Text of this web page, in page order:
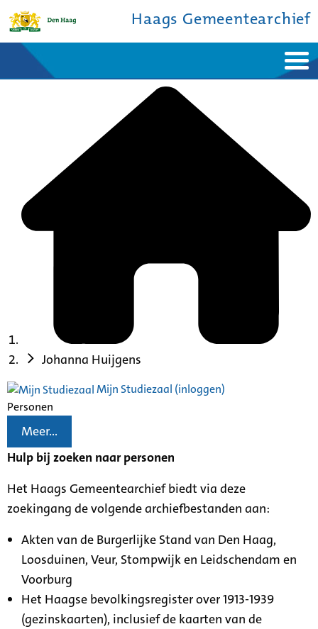
Haags Gemeentearchief
Bronnen en collecties
Johanna Huijgens
Mijn Studiezaal (inloggen)
Personen
Meer...
Hulp bij zoeken naar personen
Het Haags Gemeentearchief biedt via deze
zoekingang de volgende archiefbestanden aan:
Akten van de Burgerlijke Stand van Den Haag,
Loosduinen, Veur, Stompwijk en Leidschendam en
Voorburg
Het Haagse bevolkingsregister over 1913-1939
(gezinskaarten), inclusief de kaarten van de